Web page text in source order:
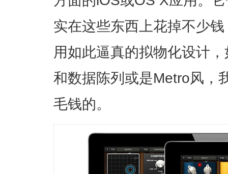
实在这些东西上花掉不少
用如此逼真的拟物化设计
和数据陈列或是Metro风，
毛钱的。